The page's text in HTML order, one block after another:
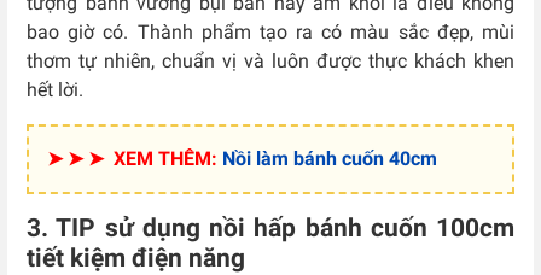
bao giờ có. Thành phẩm tạo ra có màu sắc đẹp, mùi
thơm tự nhiên, chuẩn vị và luôn được thực khách khen
hết lời.
➤ ➤ ➤ XEM THÊM: Nồi làm bánh cuốn 40cm
3. TIP sử dụng nồi hấp bánh cuốn 100cm
tiết kiệm điện năng